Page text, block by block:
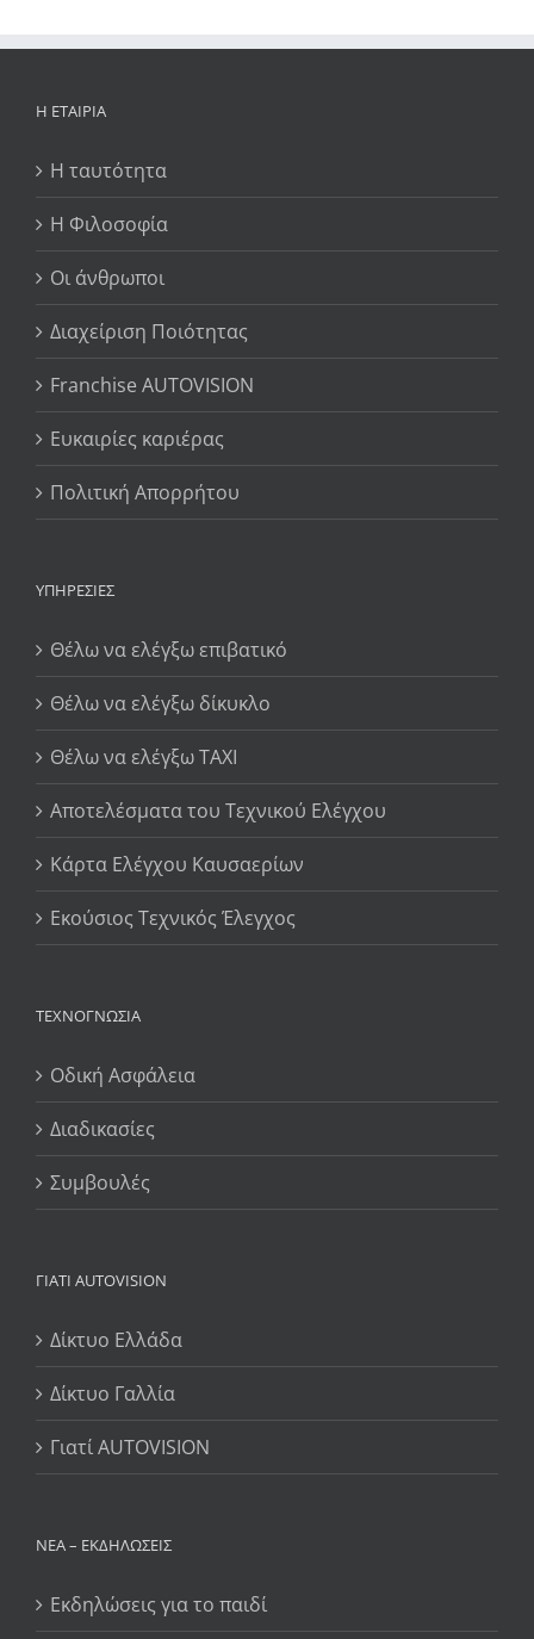
Η ΕΤΑΙΡΊΑ
Η ταυτότητα
Η Φιλοσοφία
Οι άνθρωποι
Διαχείριση Ποιότητας
Franchise AUTOVISION
Ευκαιρίες καριέρας
Πολιτική Απορρήτου
ΥΠΗΡΕΣΊΕΣ
Θέλω να ελέγξω επιβατικό
Θέλω να ελέγξω δίκυκλο
Θέλω να ελέγξω TAXI
Αποτελέσματα του Τεχνικού Ελέγχου
Κάρτα Ελέγχου Καυσαερίων
Εκούσιος Τεχνικός Έλεγχος
ΤΕΧΝΟΓΝΩΣΊΑ
Οδική Ασφάλεια
Διαδικασίες
Συμβουλές
ΓΙΆΤΙ AUTOVISION
Δίκτυο Ελλάδα
Δίκτυο Γαλλία
Γιατί AUTOVISION
ΝΈΑ – ΕΚΔΗΛΏΣΕΙΣ
Εκδηλώσεις για το παιδί